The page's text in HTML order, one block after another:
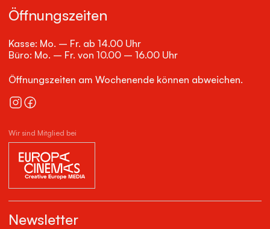
Öffnungszeiten
Kasse: Mo. – Fr. ab 14.00 Uhr
Büro: Mo. – Fr. von 10.00 – 16.00 Uhr
Öffnungszeiten am Wochenende können abweichen.
Wir sind Mitglied bei
Newsletter